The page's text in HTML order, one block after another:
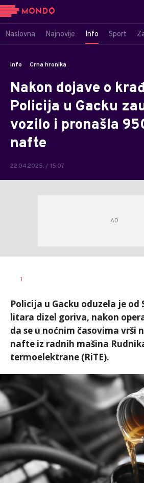
Naslovna Najnovije Info Sport
Info Crna hronika
Nakon dojave o
Policija u Gacku
vozilo i pronašla
nafte
22.04.2025. / 15:07
AUTOR
1
Policija u Gacku oduzela je od
litara dizel goriva, nakon
da se u noćnim časovima vrši
nafte iz radnih mašina
termoelektrane (RiTE).